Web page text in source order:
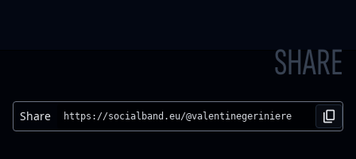
SHARE
Share https://socialband.eu/@valentinegeriniere